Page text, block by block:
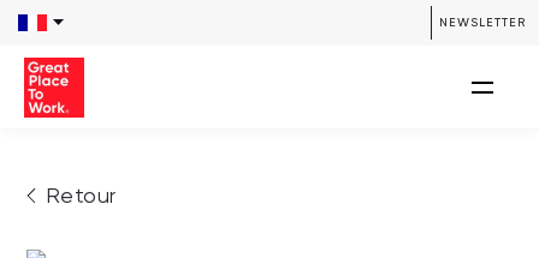
NEWSLETTER
Retour